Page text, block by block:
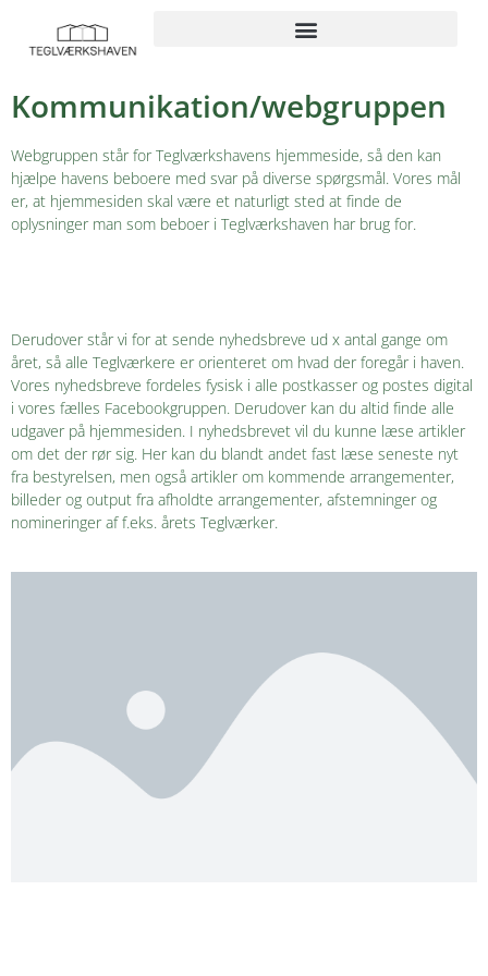
Kommunikation/webgruppen
Webgruppen står for Teglværkshavens hjemmeside, så den kan
hjælpe havens beboere med svar på diverse spørgsmål. Vores mål
er, at hjemmesiden skal være et naturligt sted at finde de
oplysninger man som beboer i Teglværkshaven har brug for.
Derudover står vi for at sende nyhedsbreve ud x antal gange om
året, så alle Teglværkere er orienteret om hvad der foregår i haven.
Vores nyhedsbreve fordeles fysisk i alle postkasser og postes digital
i vores fælles Facebookgruppen. Derudover kan du altid finde alle
udgaver på hjemmesiden. I nyhedsbrevet vil du kunne læse artikler
om det der rør sig. Her kan du blandt andet fast læse seneste nyt
fra bestyrelsen, men også artikler om kommende arrangementer,
billeder og output fra afholdte arrangementer, afstemninger og
nomineringer af f.eks. årets Teglværker.